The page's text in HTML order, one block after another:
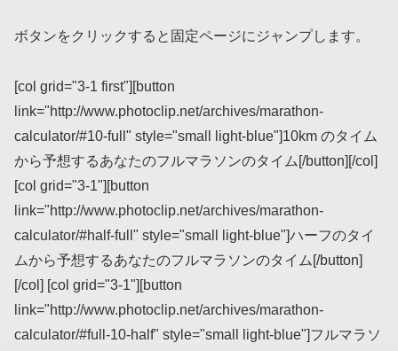
ボタンをクリックすると固定ページにジャンプします。
[col grid="3-1 first"][button
link="http://www.photoclip.net/archives/marathon-
calculator/#10-full" style="small light-blue"]10km のタイム
から予想するあなたのフルマラソンのタイム[/button][/col]
[col grid="3-1"][button
link="http://www.photoclip.net/archives/marathon-
calculator/#half-full" style="small light-blue"]ハーフのタイ
ムから予想するあなたのフルマラソンのタイム[/button]
[/col] [col grid="3-1"][button
link="http://www.photoclip.net/archives/marathon-
calculator/#full-10-half" style="small light-blue"]フルマラソ